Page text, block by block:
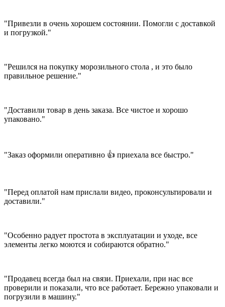
"Привезли в очень хорошем состоянии. Помогли с доставкой
и погрузкой."
"Решился на покупку морозильного стола , и это было
правильное решение."
"Доставили товар в день заказа. Все чистое и хорошо
упаковано."
"Заказ оформили оперативно 👍 приехала все быстро."
"Перед оплатой нам прислали видео, проконсультировали и
доставили."
"Особенно радует простота в эксплуатации и уходе, все
элементы легко моются и собираются обратно."
"Продавец всегда был на связи. Приехали, при нас все
проверили и показали, что все работает. Бережно упаковали и
погрузили в машину."